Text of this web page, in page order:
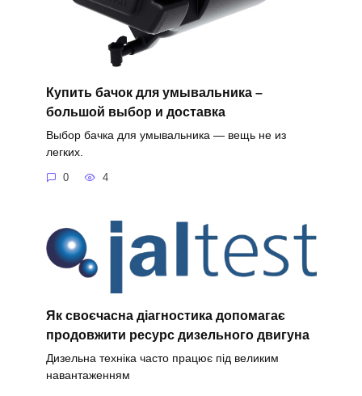
Купить бачок для умывальника –
большой выбор и доставка
Выбор бачка для умывальника — вещь не из
легких.
0 4
Як своєчасна діагностика допомагає
продовжити ресурс дизельного двигуна
Дизельна техніка часто працює під великим
навантаженням